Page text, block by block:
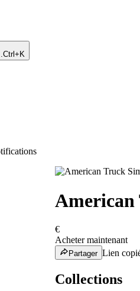
Ctrl+K
€
Acheter maintenant
Partager Lien
Collections